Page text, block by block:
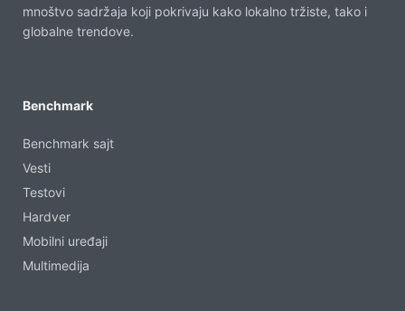
mnoštvo sadržaja koji pokrivaju kako lokalno tržiste, tako i
globalne trendove.
Benchmark
Benchmark sajt
Vesti
Testovi
Hardver
Mobilni uređaji
Multimedija